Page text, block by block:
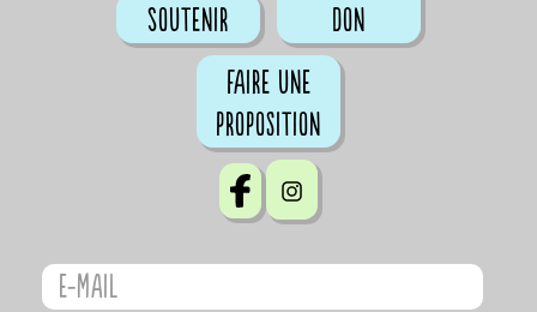
Soutenir
don
Faire une
proposition